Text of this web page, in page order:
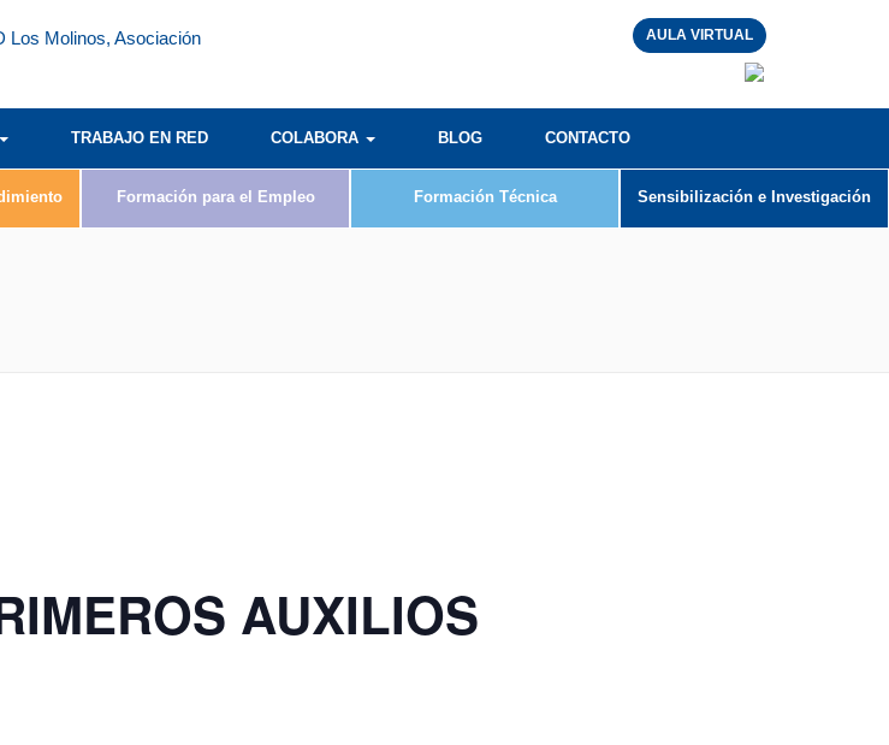
AULA VIRTUAL
TRABAJO EN RED COLABORA BLOG CONTACTO
Formación para el Empleo Formación Técnica Sensibilización e Investigación
AUXILIOS